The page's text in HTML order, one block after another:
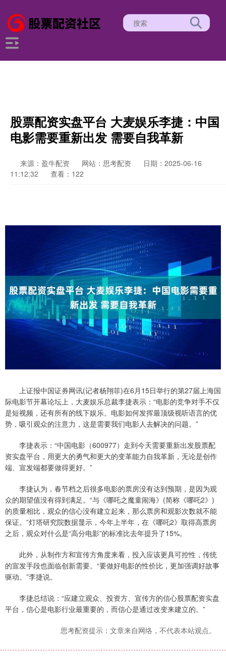
股票配资实盘平台 大麦娱乐李捷：中国
电影需要重新出发 需要自我革新
来源：盈牛配资 网站：思考配资
日期：2025-06-16
11:12:32
查看：122
上证报中国证券网讯(记者杨翔菲)在6月15日举行的第27届上海国
际电影节开幕论坛上，大麦娱乐总裁李捷表示：“电影的竞争对手不仅
是短视频，还有所有的线下娱乐。电影如何发挥最顶级视听语言的优
势，吸引观众的注意力，这是需要我们电影人去解决的问题。”
李捷表示：“中国电影（600977）走到今天需要重新出发股票配
资实盘平台，用更大的勇气和更大的变革能力自我革新，无论是创作
端、宣发端都要做得更好。”
李捷认为，春节档之后很多电影的票房没有达到预期，是因为观
众的期望值没有得到满足。“与《哪吒之魔童闹海》(简称《哪吒2》)
的质量相比，观众的信心没有建立起来，那么票房和观影次数就不能
保证。”灯塔研究院数据显示，今年上半年，在《哪吒2》取得高票房
之后，观众对什么是“高分电影”的标准比去年提升了15%。
此外，从制作方和宣传方角度来看，投入应该更具可控性，传统
的宣发手段也面临创新需要。“要做好电影的性价比，更加强调好故事
驱动。”李捷说。
李捷总结说：“应建立观众、投资方、宣传方的信心股票配资实盘
平台，信心是电影行业最重要的，而信心是通过改变来建立的。”
思考配资提示：文章来自网络，不代表本站观点。